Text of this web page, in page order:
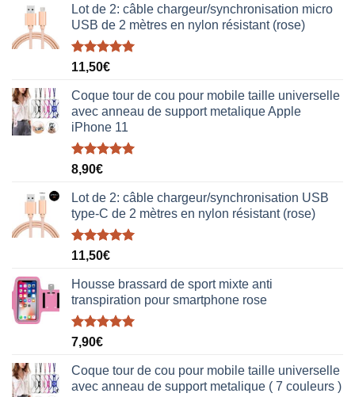
38,00€.19,00€.
Lot de 2: câble chargeur/synchronisation micro
USB de 2 mètres en nylon résistant (rose)
Note5.00
sur 5
11,50€
Coque tour de cou pour mobile taille universelle
avec anneau de support metalique Apple
iPhone 11
Note5.00
sur 5
8,90€
Lot de 2: câble chargeur/synchronisation USB
type-C de 2 mètres en nylon résistant (rose)
Note5.00
sur 5
11,50€
Housse brassard de sport mixte anti
transpiration pour smartphone rose
Note5.00
sur 5
7,90€
Coque tour de cou pour mobile taille universelle
avec anneau de support metalique ( 7 couleurs )